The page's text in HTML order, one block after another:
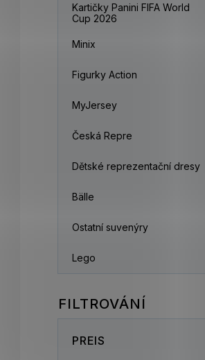
Kartičky Panini FIFA World
Cup 2026
Minix
Figurky Action
MyJersey
Česká Repre
Dětské reprezentační dresy
Bälle
Ostatní suvenýry
Lego
PREIS